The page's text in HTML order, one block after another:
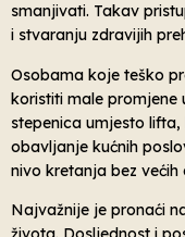
smanjivati. Takav
i stvaranju zdravijih
Osobama koje teško
koristiti male promjene
stepenica umjesto
obavljanje kućnih
nivo kretanja bez većih
Najvažnije je pronaći